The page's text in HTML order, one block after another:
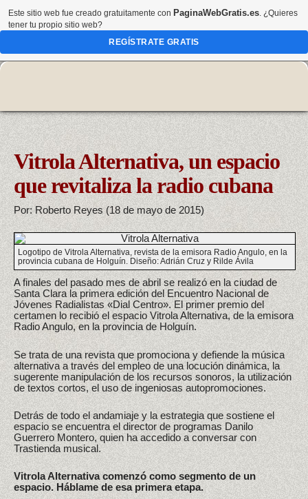
Vitrola Alternativa, un espacio
que revitaliza la radio cubana
Por: Roberto Reyes (18 de mayo de 2015)
Logotipo de Vitrola Alternativa, revista de la emisora Radio Angulo, en la
provincia cubana de Holguín. Diseño: Adrián Cruz y Rilde Ávila
A finales del pasado mes de abril se realizó en la ciudad de
Santa Clara la primera edición del Encuentro Nacional de
Jóvenes Radialistas «Dial Centro». El primer premio del
certamen lo recibió el espacio Vitrola Alternativa, de la emisora
Radio Angulo, en la provincia de Holguín.
Se trata de una revista que promociona y defiende la música
alternativa a través del empleo de una locución dinámica, la
sugerente manipulación de los recursos sonoros, la utilización
de textos cortos, el uso de ingeniosas autopromociones.
Detrás de todo el andamiaje y la estrategia que sostiene el
espacio se encuentra el director de programas Danilo
Guerrero Montero, quien ha accedido a conversar con
Trastienda musical.
Vitrola Alternativa comenzó como segmento de un
espacio. Háblame de esa primera etapa.
Este sitio web fue creado gratuitamente con PaginaWebGratis.es. ¿Quieres
tener tu propio sitio web?
REGÍSTRATE GRATIS